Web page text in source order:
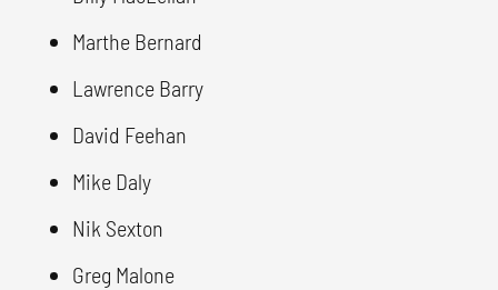
Marthe Bernard
Lawrence Barry
David Feehan
Mike Daly
Nik Sexton
Greg Malone